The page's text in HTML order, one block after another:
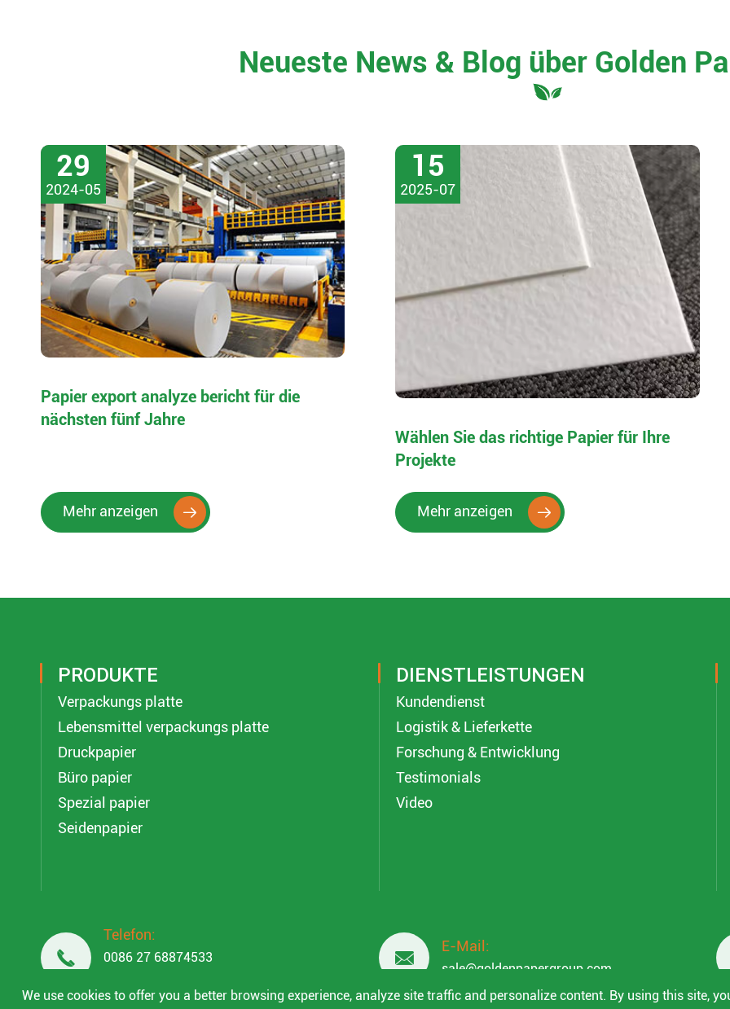
Neueste News & Blog über Golden
29
2024-05
Papier export analyze bericht für die
nächsten fünf Jahre
Mehr anzeigen 
15
2025-07
Wählen Sie das richtige Papier für Ihre
Projekte
Mehr anzeigen 
PRODUKTE
Verpackungs platte
Lebensmittel verpackungs platte
Druckpapier
Büro papier
Spezial papier
Seidenpapier
DIENSTLEISTUNGEN
Kundendienst
Logistik & Lieferkette
Forschung & Entwicklung
Testimonials
Video

Telefon:
0086 27 68874533

E-Mail:
sale@goldenpapergroup.com
We use cookies to offer you a better browsing experience, analyze site traffic and personalize content. By using this site,